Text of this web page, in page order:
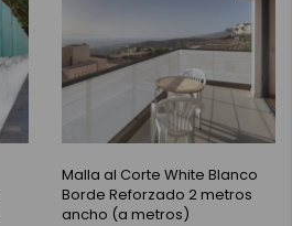
Malla al Corte White Blanco
Borde Reforzado 2 metros
ancho (a metros)